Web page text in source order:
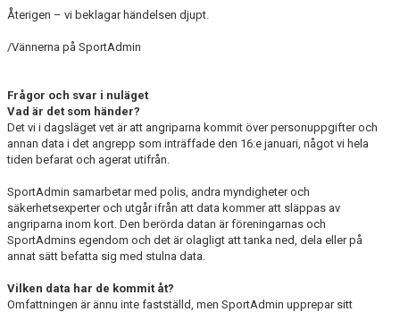
Återigen – vi beklagar händelsen djupt.
/Vännerna på SportAdmin
Frågor och svar i nuläget
Vad är det som händer?
Det vi i dagsläget vet är att angriparna kommit över personuppgifter och
annan data i det angrepp som inträffade den 16:e januari, något vi hela
tiden befarat och agerat utifrån.
SportAdmin samarbetar med polis, andra myndigheter och
säkerhetsexperter och utgår ifrån att data kommer att släppas av
angriparna inom kort. Den berörda datan är föreningarnas och
SportAdmins egendom och det är olagligt att tanka ned, dela eller på
annat sätt befatta sig med stulna data.
Vilken data har de kommit åt?
Omfattningen är ännu inte fastställd, men SportAdmin upprepar sitt